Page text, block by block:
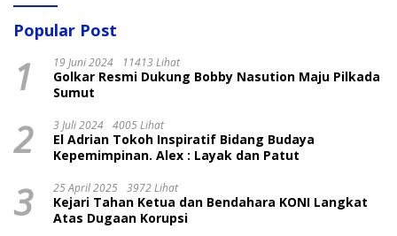
Popular Post
1 19 Juni 2024 11413 Lihat
Golkar Resmi Dukung Bobby Nasution Maju Pilkada
Sumut
2 3 Juli 2024 4005 Lihat
El Adrian Tokoh Inspiratif Bidang Budaya
Kepemimpinan. Alex : Layak dan Patut
3 25 April 2025 3972 Lihat
Kejari Tahan Ketua dan Bendahara KONI Langkat
Atas Dugaan Korupsi